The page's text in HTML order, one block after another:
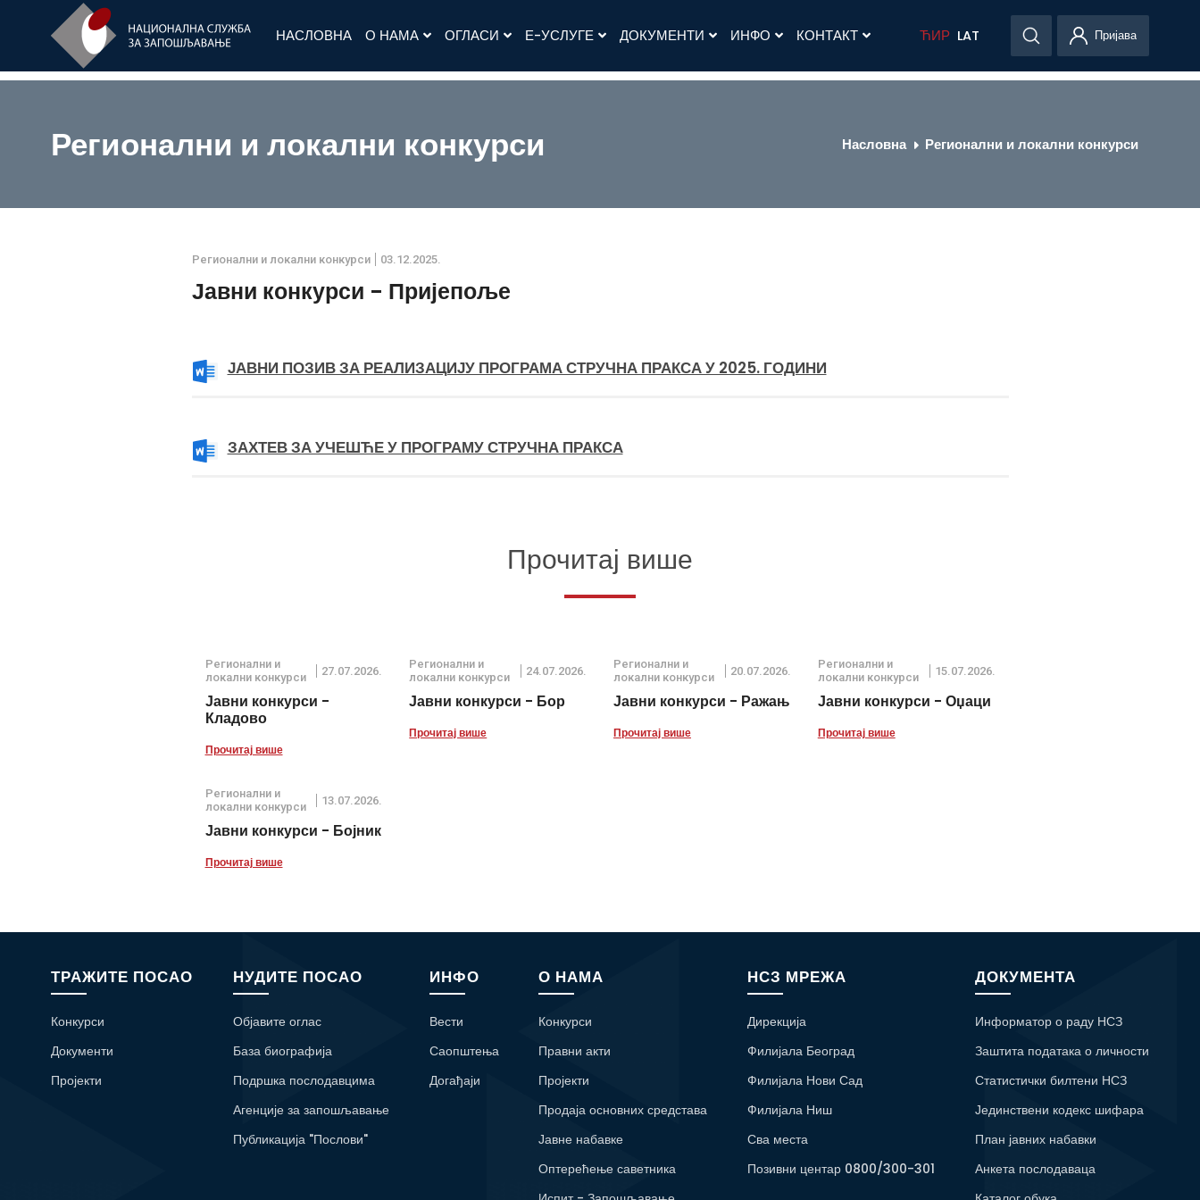
НАСЛОВНА О НАМА ОГЛАСИ Е-УСЛУГЕ ДОКУМЕНТИ ИНФО КОНТАКТ ЋИР LAT Пријава
Регионални и локални конкурси Насловна Регионални и локални конкурси
Регионални и локални конкурси 03.12.2025.
Јавни конкурси - Пријепоље
ЈАВНИ ПОЗИВ ЗА РЕАЛИЗАЦИЈУ ПРОГРАМА СТРУЧНА ПРАКСА У 2025. ГОДИНИ
ЗАХТЕВ ЗА УЧЕШЋЕ У ПРОГРАМУ СТРУЧНА ПРАКСА
Прочитај више
Регионални и
локални конкурси
27.07.2026.
Јавни конкурси -
Кладово
Прочитај више
Регионални и
локални конкурси
24.07.2026.
Јавни конкурси - Бор
Прочитај више
Регионални и
локални конкурси
20.07.2026.
Јавни конкурси - Ражањ
Прочитај више
Регионални и
локални конкурси
15.07.2026.
Јавни конкурси - Оџаци
Прочитај више
Регионални и
локални конкурси
13.07.2026.
Јавни конкурси - Бојник
Прочитај више
ТРАЖИТЕ ПОСАО
Конкурси
Документи
Пројекти
НУДИТЕ ПОСАО
Објавите оглас
База биографија
Подршка послодавцима
Агенције за запошљавање
Публикација "Послови"
ИНФО
Вести
Саопштења
Догађаји
О НАМА
Конкурси
Правни акти
Пројекти
Продаја основних средстава
Јавне набавке
Оптерећење саветника
НСЗ МРЕЖА
Дирекција
Филијала Београд
Филијала Нови Сад
Филијала Ниш
Сва места
Позивни центар 0800/300-301
ДОКУМЕНТА
Информатор о раду НСЗ
Заштита података о личности
Статистички билтени НСЗ
Јединствени кодекс шифара
План јавних набавки
Анкета послодаваца